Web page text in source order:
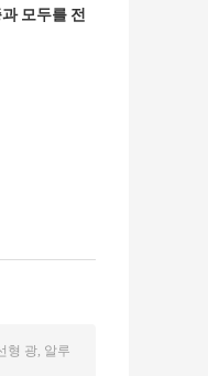
모두를 전